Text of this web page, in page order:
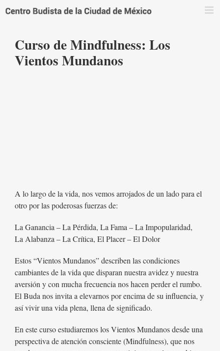
Curso de Mindfulness: Los
Vientos Mundanos
A lo largo de la vida, nos vemos arrojados de un lado para el
otro por las poderosas fuerzas de:
La Ganancia – La Pérdida, La Fama – La Impopularidad,
La Alabanza – La Crítica, El Placer – El Dolor
Estos “Vientos Mundanos” describen las condiciones
cambiantes de la vida que disparan nuestra avidez y nuestra
aversión y con mucha frecuencia nos hacen perder el rumbo.
El Buda nos invita a elevarnos por encima de su influencia, y
así vivir una vida plena, llena de significado.
En este curso estudiaremos los Vientos Mundanos desde una
perspectiva de atención consciente (Mindfulness), que nos